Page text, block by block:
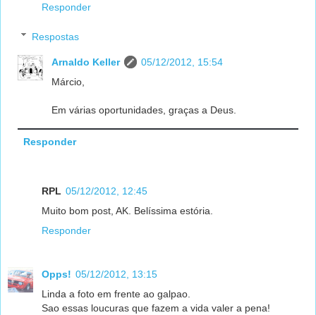
Responder
Respostas
Arnaldo Keller
05/12/2012, 15:54
Márcio,
Em várias oportunidades, graças a Deus.
Responder
RPL 05/12/2012, 12:45
Muito bom post, AK. Belíssima estória.
Responder
Opps! 05/12/2012, 13:15
Linda a foto em frente ao galpao.
Sao essas loucuras que fazem a vida valer a pena!